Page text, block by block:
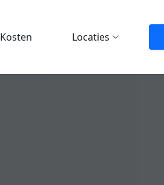
Kosten Locaties